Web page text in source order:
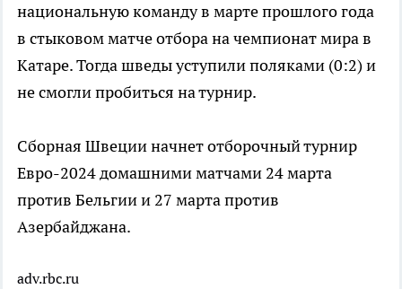
национальную команду в марте прошлого года
в стыковом матче отбора на чемпионат мира в
Катаре. Тогда шведы уступили поляками (0:2) и
не смогли пробиться на турнир.
Сборная Швеции начнет отборочный турнир
Евро-2024 домашними матчами 24 марта
против Бельгии и 27 марта против
Азербайджана.
adv.rbc.ru